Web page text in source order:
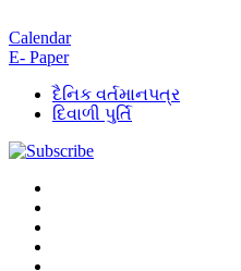
Calendar
E- Paper
દૈનિક વર્તમાનપત્ર
દિવાળી પુર્તિ